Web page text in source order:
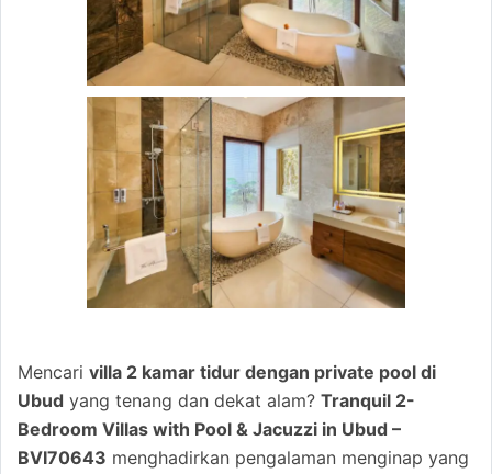
Mencari villa 2 kamar tidur dengan private pool di
Ubud yang tenang dan dekat alam? Tranquil 2-
Bedroom Villas with Pool & Jacuzzi in Ubud –
BVI70643 menghadirkan pengalaman menginap yang